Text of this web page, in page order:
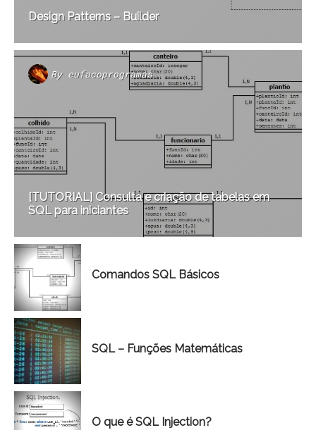
Design Patterns – Builder
By eufacoprogramas
[TUTORIAL] Consulta e criação de tabelas em
SQL para iniciantes
Comandos SQL Básicos
SQL – Funções Matemáticas
O que é SQL Injection?